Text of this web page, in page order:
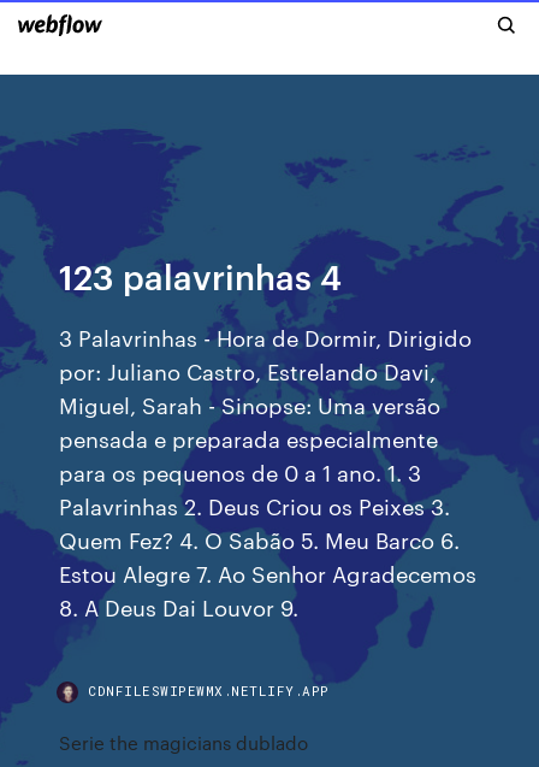
123 palavrinhas 4
3 Palavrinhas - Hora de Dormir, Dirigido
por: Juliano Castro, Estrelando Davi,
Miguel, Sarah - Sinopse: Uma versão
pensada e preparada especialmente
para os pequenos de 0 a 1 ano. 1. 3
Palavrinhas 2. Deus Criou os Peixes 3.
Quem Fez? 4. O Sabão 5. Meu Barco 6.
Estou Alegre 7. Ao Senhor Agradecemos
8. A Deus Dai Louvor 9.
CDNFILESWIPEWMX.NETLIFY.APP
Serie the magicians dublado